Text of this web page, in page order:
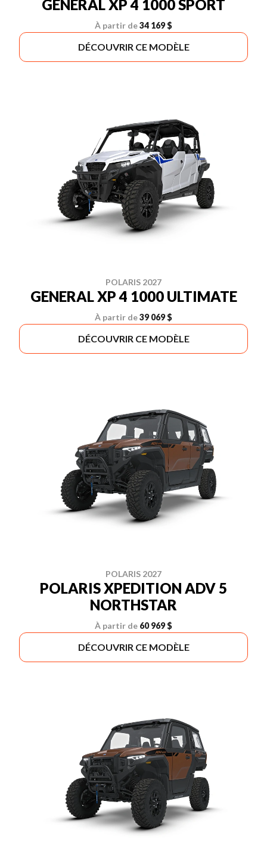
GENERAL XP 4 1000 SPORT
À partir de34 169 $
DÉCOUVRIR CE MODÈLE
POLARIS 2027
GENERAL XP 4 1000 ULTIMATE
À partir de39 069 $
DÉCOUVRIR CE MODÈLE
POLARIS 2027
POLARIS XPEDITION ADV 5
NORTHSTAR
À partir de 60 969 $
DÉCOUVRIR CE MODÈLE